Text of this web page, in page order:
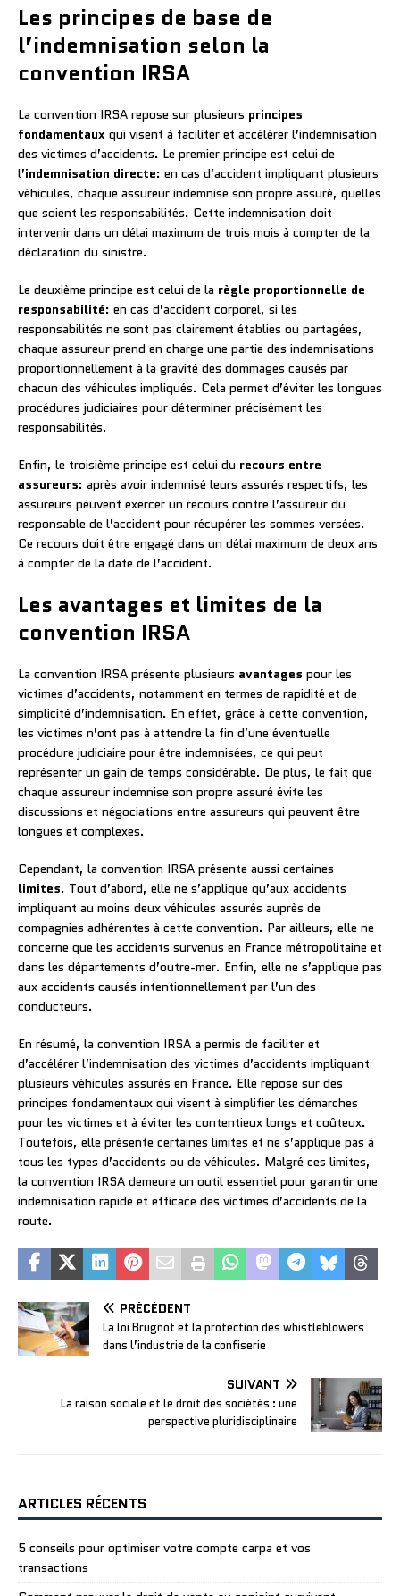
Les principes de base de
l’indemnisation selon la
convention IRSA
La convention IRSA repose sur plusieurs principes
fondamentaux qui visent à faciliter et accélérer l’indemnisation
des victimes d’accidents. Le premier principe est celui de
l’indemnisation directe: en cas d’accident impliquant plusieurs
véhicules, chaque assureur indemnise son propre assuré, quelles
que soient les responsabilités. Cette indemnisation doit
intervenir dans un délai maximum de trois mois à compter de la
déclaration du sinistre.
Le deuxième principe est celui de la règle proportionnelle de
responsabilité: en cas d’accident corporel, si les
responsabilités ne sont pas clairement établies ou partagées,
chaque assureur prend en charge une partie des indemnisations
proportionnellement à la gravité des dommages causés par
chacun des véhicules impliqués. Cela permet d’éviter les longues
procédures judiciaires pour déterminer précisément les
responsabilités.
Enfin, le troisième principe est celui du recours entre
assureurs: après avoir indemnisé leurs assurés respectifs, les
assureurs peuvent exercer un recours contre l’assureur du
responsable de l’accident pour récupérer les sommes versées.
Ce recours doit être engagé dans un délai maximum de deux ans
à compter de la date de l’accident.
Les avantages et limites de la
convention IRSA
La convention IRSA présente plusieurs avantages pour les
victimes d’accidents, notamment en termes de rapidité et de
simplicité d’indemnisation. En effet, grâce à cette convention,
les victimes n’ont pas à attendre la fin d’une éventuelle
procédure judiciaire pour être indemnisées, ce qui peut
représenter un gain de temps considérable. De plus, le fait que
chaque assureur indemnise son propre assuré évite les
discussions et négociations entre assureurs qui peuvent être
longues et complexes.
Cependant, la convention IRSA présente aussi certaines
limites. Tout d’abord, elle ne s’applique qu’aux accidents
impliquant au moins deux véhicules assurés auprès de
compagnies adhérentes à cette convention. Par ailleurs, elle ne
concerne que les accidents survenus en France métropolitaine et
dans les départements d’outre-mer. Enfin, elle ne s’applique pas
aux accidents causés intentionnellement par l’un des
conducteurs.
En résumé, la convention IRSA a permis de faciliter et
d’accélérer l’indemnisation des victimes d’accidents impliquant
plusieurs véhicules assurés en France. Elle repose sur des
principes fondamentaux qui visent à simplifier les démarches
pour les victimes et à éviter les contentieux longs et coûteux.
Toutefois, elle présente certaines limites et ne s’applique pas à
tous les types d’accidents ou de véhicules. Malgré ces limites,
la convention IRSA demeure un outil essentiel pour garantir une
indemnisation rapide et efficace des victimes d’accidents de la
route.
PRÉCÉDENT
La loi Brugnot et la protection des whistleblowers
dans l’industrie de la confiserie
SUIVANT
La raison sociale et le droit des sociétés : une
perspective pluridisciplinaire
ARTICLES RÉCENTS
5 conseils pour optimiser votre compte carpa et vos
transactions